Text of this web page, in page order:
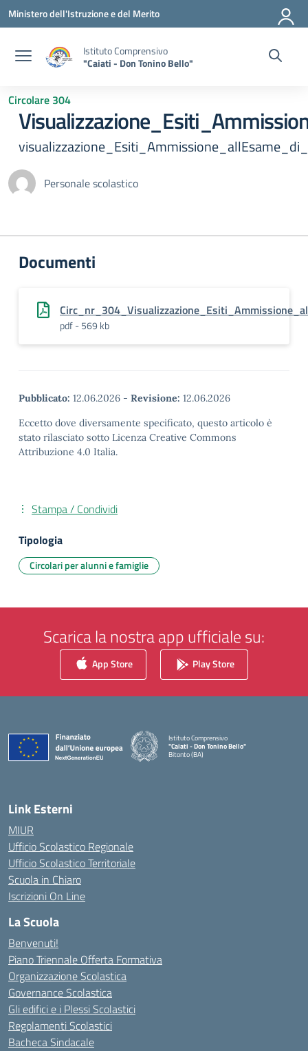
Vai ai contenuti
Vai al menu di navigazione
Vai al footer
Ministero dell'Istruzione e del Merito
Istituto Comprensivo
"Caiati - Don Tonino Bello"
Circolare 304
Personale scolastico
Documenti
pdf - 569 kb
Pubblicato: 12.06.2026 - Revisione: 12.06.2026
Eccetto dove diversamente specificato, questo articolo è
stato rilasciato sotto Licenza Creative Commons
Attribuzione 4.0 Italia.
Stampa / Condividi
Tipologia
Circolari per alunni e famiglie
Scarica la nostra app ufficiale su:
App Store Play Store
Istituto Comprensivo
"Caiati - Don Tonino Bello"
Bitonto (BA)
Link Esterni
MIUR
Ufficio Scolastico Regionale
Ufficio Scolastico Territoriale
Scuola in Chiaro
Iscrizioni On Line
La Scuola
Benvenuti!
Piano Triennale Offerta Formativa
Organizzazione Scolastica
Governance Scolastica
Gli edifici e i Plessi Scolastici
Regolamenti Scolastici
Bacheca Sindacale